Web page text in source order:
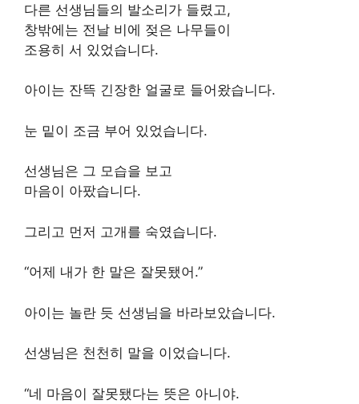
다른 선생님들의 발소리가 들렸고,
창밖에는 전날 비에 젖은 나무들이
조용히 서 있었습니다.
아이는 잔뜩 긴장한 얼굴로 들어왔습니다.
눈 밑이 조금 부어 있었습니다.
선생님은 그 모습을 보고
마음이 아팠습니다.
그리고 먼저 고개를 숙였습니다.
“어제 내가 한 말은 잘못됐어.”
아이는 놀란 듯 선생님을 바라보았습니다.
선생님은 천천히 말을 이었습니다.
“네 마음이 잘못됐다는 뜻은 아니야.